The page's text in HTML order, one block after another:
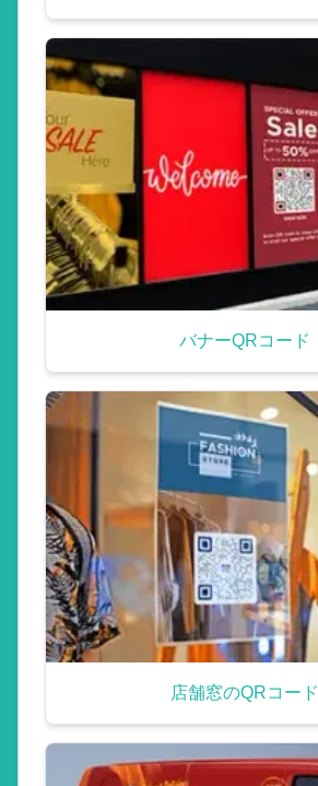
バナーQRコード
店舗窓のQRコード